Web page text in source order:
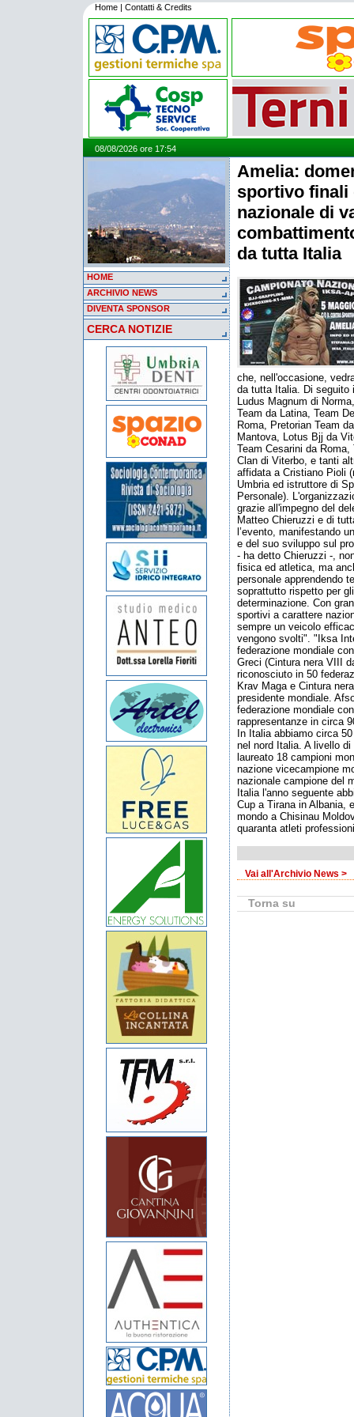
Home | Contatti & Credits
08/08/2026 ore 17:54
HOME
ARCHIVIO NEWS
DIVENTA SPONSOR
CERCA NOTIZIE
Amelia:
sportivo finali
nazionale di
da tutta Italia
che, nell'occasione,
da tutta Italia. Di seguito
Ludus Magnum di
Team da Latina, Team
Roma, Pretorian Team
Mantova, Lotus Bjj da
Team Cesarini da
Clan di Viterbo, e tanti
affidata a Cristiano Pioli
Umbria ed istruttore di
Personale).
grazie all'impegno del
Matteo Chieruzzi e di
l’evento, manifestando
e del suo sviluppo sul
- ha detto Chieruzzi -,
fisica ed atletica, ma
personale apprendendo
soprattutto rispetto per
determinazione. Con
sportivi a carattere
sempre un veicolo
vengono svolti". "Iksa
federazione mondiale
Greci (Cintura nera VIII
riconosciuto in 50
Krav Maga e Cintura
presidente mondiale.
federazione mondiale
rappresentanze in circa
In Italia abbiamo circa
nel nord Italia. A livello
laureato 18 campioni
nazione vicecampione
nazionale campione del
Italia l'anno seguente
Cup a Tirana in Albania,
mondo a Chisinau
quaranta atleti
Vai all'Archivio News >
Torna su